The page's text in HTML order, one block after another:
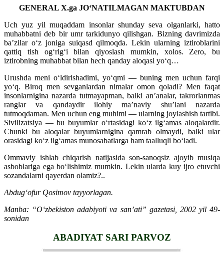
GЕNЕRAL X.ga JO‘NATILMAGAN MAKTUBDAN
Uch yuz yil muqaddam insonlar shunday seva olganlarki, hatto
muhabbatni deb bir umr tarkidunyo qilishgan. Bizning davrimizda
ba’zilar o‘z joniga suiqasd qilmoqda. Lekin ularning iztiroblarini
qattiq tish og‘rig‘i bilan qiyoslash mumkin, xolos. Zero, bu
iztirobning muhabbat bilan hech qanday aloqasi yo‘q…
Urushda meni o‘ldirishadimi, yo‘qmi — buning men uchun farqi
yo‘q. Biroq men sevganlardan nimalar omon qoladi? Men faqat
insonlarnigina nazarda tutmayapman, balki an’analar, takrorlanmas
ranglar va qandaydir ilohiy ma’naviy shu’lani nazarda
tutmoqdaman. Men uchun eng muhimi — ularning joylashish tartibi.
Sivilizatsiya — bu buyumlar o‘rtasidagi ko‘z ilg‘amas aloqalardir.
Chunki bu aloqalar buyumlarnigina qamrab olmaydi, balki ular
orasidagi ko‘z ilg‘amas munosabatlarga ham taalluqli bo‘ladi.
Ommaviy ishlab chiqarish natijasida son-sanoqsiz ajoyib musiqa
asboblariga ega bo‘lishimiz mumkin. Lekin ularda kuy ijro etuvchi
sozandalarni qayerdan olamiz?..
Abdug‘ofur Qosimov tayyorlagan.
Manba: “O‘zbekiston adabiyoti va san’ati” gazetasi, 2002 yil 49-
sonidan
ABADIYAT SARI PARVOZ